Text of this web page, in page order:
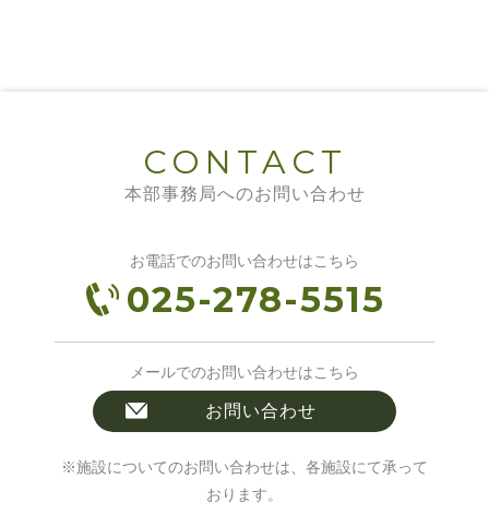
CONTACT
本部事務局へのお問い合わせ
お電話でのお問い合わせはこちら
025-278-5515
メールでのお問い合わせはこちら
お問い合わせ
※施設についてのお問い合わせは、各施設にて承って
おります。